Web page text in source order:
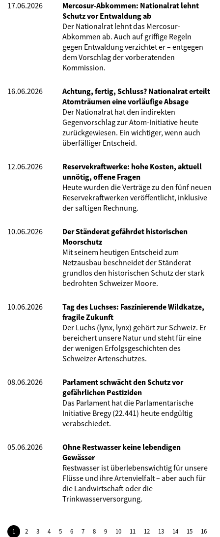
17.06.2026
Mercosur-Abkommen: Nationalrat lehnt
Schutz vor Entwaldung ab
Der Nationalrat lehnt das Mercosur-
Abkommen ab. Auch auf griffige Regeln
gegen Entwaldung verzichtet er – entgegen
dem Vorschlag der vorberatenden
Kommission.
16.06.2026
Achtung, fertig, Schluss? Nationalrat erteilt
Atomträumen eine vorläufige Absage
Der Nationalrat hat den indirekten
Gegenvorschlag zur Atom-Initiative heute
zurückgewiesen. Ein wichtiger, wenn auch
überfälliger Entscheid.
12.06.2026
Reservekraftwerke: hohe Kosten, aktuell
unnötig, offene Fragen
Heute wurden die Verträge zu den fünf neuen
Reservekraftwerken veröffentlicht, inklusive
der saftigen Rechnung.
10.06.2026
Der Ständerat gefährdet historischen
Moorschutz
Mit seinem heutigen Entscheid zum
Netzausbau beschneidet der Ständerat
grundlos den historischen Schutz der stark
bedrohten Schweizer Moore.
10.06.2026
Tag des Luchses: Faszinierende Wildkatze,
fragile Zukunft
Der Luchs (lynx, lynx) gehört zur Schweiz. Er
bereichert unsere Natur und steht für eine
der wenigen Erfolgsgeschichten des
Schweizer Artenschutzes.
08.06.2026
Parlament schwächt den Schutz vor
gefährlichen Pestiziden
Das Parlament hat die Parlamentarische
Initiative Bregy (22.441) heute endgültig
verabschiedet.
05.06.2026
Ohne Restwasser keine lebendigen
Gewässer
Restwasser ist überlebenswichtig für unsere
Flüsse und ihre Artenvielfalt – aber auch für
die Landwirtschaft oder die
Trinkwasserversorgung.
1 2 3 4 5 6 7 8 9 10 11 12 13 14 15
16